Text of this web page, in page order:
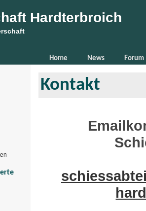
Hardterbroich
Home News Forum
Kontakt